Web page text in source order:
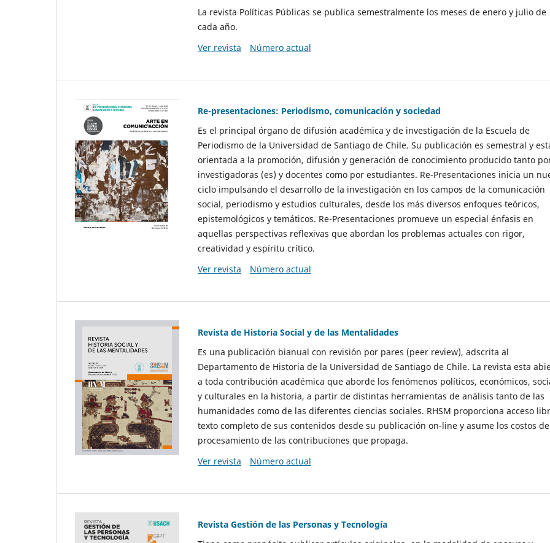
La revista Políticas Públicas se publica semestralmente los meses de enero y julio de
cada año.
Ver revista
Número actual
Re-presentaciones: Periodismo, comunicación y sociedad
Es el principal órgano de difusión académica y de investigación de la Escuela de
Periodismo de la Universidad de Santiago de Chile. Su publicación es semestral y
orientada a la promoción, difusión y generación de conocimiento producido tanto
investigadoras (es) y docentes como por estudiantes. Re-Presentaciones inicia un
ciclo impulsando el desarrollo de la investigación en los campos de la comunicación
social, periodismo y estudios culturales, desde los más diversos enfoques teóricos,
epistemológicos y temáticos. Re-Presentaciones promueve un especial énfasis en
aquellas perspectivas reflexivas que abordan los problemas actuales con rigor,
creatividad y espíritu crítico.
Ver revista
Número actual
Revista de Historia Social y de las Mentalidades
Es una publicación bianual con revisión por pares (peer review), adscrita al
Departamento de Historia de la Universidad de Santiago de Chile. La revista esta
a toda contribución académica que aborde los fenómenos políticos, económicos,
y culturales en la historia, a partir de distintas herramientas de análisis tanto de las
humanidades como de las diferentes ciencias sociales. RHSM proporciona acceso
texto completo de sus contenidos desde su publicación on-line y asume los costos de
procesamiento de las contribuciones que propaga.
Ver revista
Número actual
Revista Gestión de las Personas y Tecnología